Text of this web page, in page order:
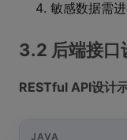
敏感数据需
3.2 后端接口
RESTful API设计
JAVA